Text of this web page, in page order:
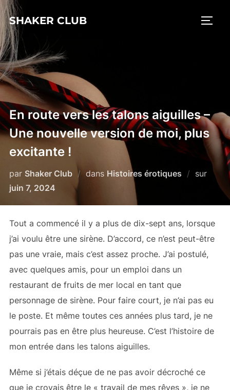
Aller
au
contenu
SHAKER CLUB
En route vers les talons aiguilles –
Une nouvelle version de moi, plus
excitante !
par Shaker Club dans Histoires érotiques surPublié
juin 7, 2024
Tout a commencé il y a plus de dix-sept ans, lorsque
j’ai voulu être une sirène. D’accord, ce n’est peut-être
pas une vraie, mais c’est assez proche. J’ai postulé,
avec quelques amis, pour un emploi dans un
restaurant de fruits de mer local en tant que
personnage de sirène. Pour faire court, je n’ai pas eu
le poste. Et même toutes ces années plus tard, je ne
pourrais pas en être plus heureuse. C’est l’histoire de
mon entrée dans les talons aiguilles.
Même si j’étais déçue de ne pas avoir décroché ce
que je croyais être le « travail de mes rêves », je ne